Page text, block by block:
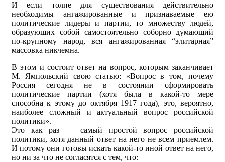
И если толпе для существования действительно
необходимы ангажированные и признаваемые ею
политические лидеры и партии, то множеству людей,
образующих собой самостоятельно соборно думающий
по-крупному народ, вся ангажированная “элитарная”
массовка никчемна.
В этом и состоит ответ на вопрос, которым заканчивает
М. Ямпольский свою статью: «Вопрос в том, почему
Россия сегодня не в состоянии сформировать
политические партии (хотя была в какой-то мере
способна к этому до октября 1917 года), это, вероятно,
наиболее сложный и актуальный вопрос российской
политики».
Это как раз — самый простой вопрос российской
политики, хотя данный ответ на него не всем приемлем.
И потому они готовы искать какой-то иной ответ на него,
но ни за что не согласятся с тем, что: